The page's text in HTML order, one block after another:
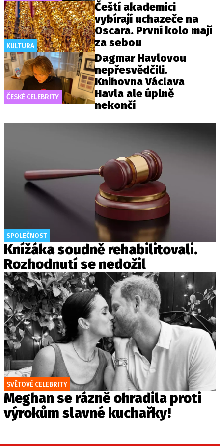
KULTURA
Čeští akademici
vybírají uchazeče na
Oscara. První kolo mají
za sebou
ČESKÉ CELEBRITY
Dagmar Havlovou
nepřesvědčili.
Knihovna Václava
Havla ale úplně
nekončí
SPOLEČNOST
Knížáka soudně rehabilitovali.
Rozhodnutí se nedožil
SVĚTOVÉ CELEBRITY
Meghan se rázně ohradila proti
výrokům slavné kuchařky!